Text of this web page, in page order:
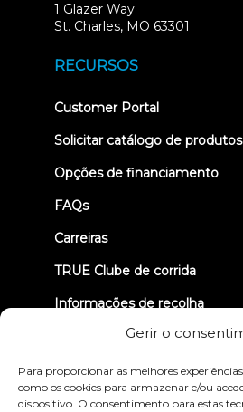
Gerir o
Para proporcionar as melhores
como os cookies para armazenar e/ou
dispositivo. O consentimento para estas
1 Glazer Way
St. Charles, MO 63301
RECURSOS
Customer Portal(opens
new
Solicitar catálogo de produtos
Opções de financiamento
FAQs
Carreiras
TRUE Clube de corrida
Informações de recolha